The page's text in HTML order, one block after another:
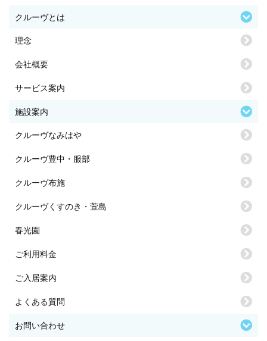
クルーヴとは
理念
会社概要
サービス案内
施設案内
クルーヴなみはや
クルーヴ豊中・服部
クルーヴ布施
クルーヴくすのき・萱島
春光園
ご利用料金
ご入居案内
よくある質問
お問い合わせ